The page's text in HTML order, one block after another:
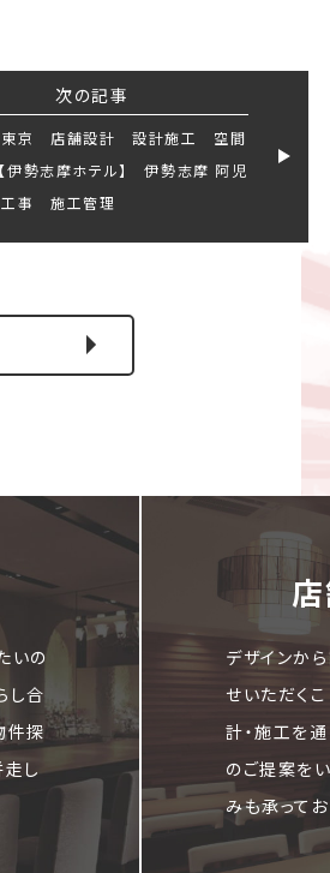
次の記事
京 店舗設計 設計施工 空間
伊勢志摩ホテル】 伊勢志摩 阿児
事 施工管理
いの
し合
件探
し
デザインか
せいただく
計・施工を
のご提案を
みも承ってお